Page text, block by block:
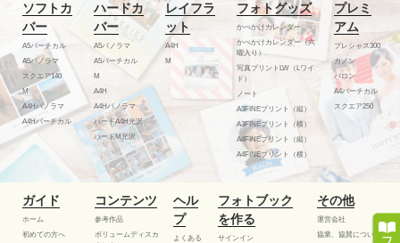
ソフトカ
バー
A5バーチカル
A5パノラマ
スクエア140
M
A4Hパノラマ
A4Hバーチカル
ハードカ
バー
A5パノラマ
A5バーチカル
M
A4H
A4Hパノラマ
ハードA4H光沢
ハードM光沢
レイフラ
ット
A4H
M
フォトグッズ
かべかけカレンダー
かべかけカレンダー（六
曜入り）
写真プリントLW（Lワイ
ド）
ノート
A3FINEプリント（縦）
A3FINEプリント（横）
A4FINEプリント（縦）
A4FINEプリント（横）
プレミ
アム
プレシャス300
カノン
バロン
A4バーチカル
スクエア250
ガイド
ホーム
初めての方へ
コンテンツ
参考作品
ボリュームディスカ
ヘル
プ
よくある
フォトブック
を作る
サインイン
その他
運営会社
協業、協賛について